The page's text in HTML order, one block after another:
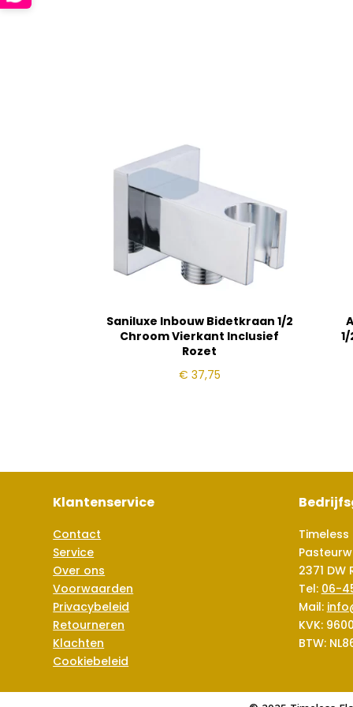
Saniluxe Inbouw Bidetkraan 1/2
Chroom Vierkant Inclusief
Rozet
€ 37,75
Klantenservice
Contact
Service
Over ons
Voorwaarden
Privacybeleid
Retourneren
Klachten
Cookiebeleid
Timeless
2371
Tel: 06-
Mail:
KVK:
BTW: